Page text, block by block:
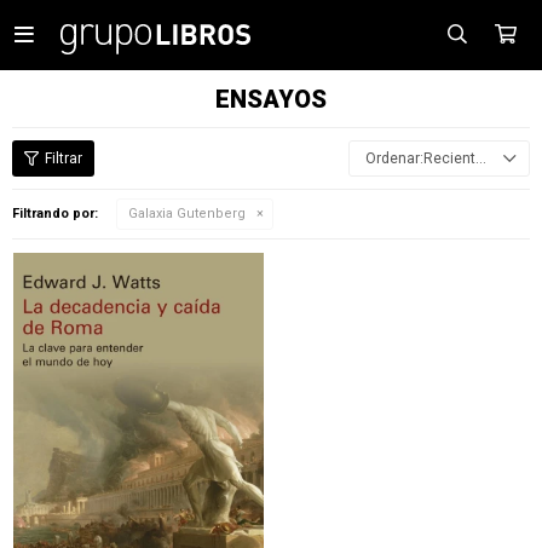

ENSAYOS
Recientes
Filtrando por: Galaxia Gutenberg